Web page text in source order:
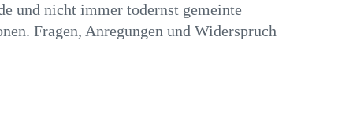
und nicht immer todernst gemeinte
Fragen, Anregungen und Widerspruch